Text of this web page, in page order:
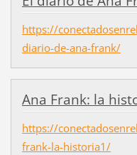
https://
diario-de-ana-frank/
Ana Frank: la
https://
frank-la-historia1/